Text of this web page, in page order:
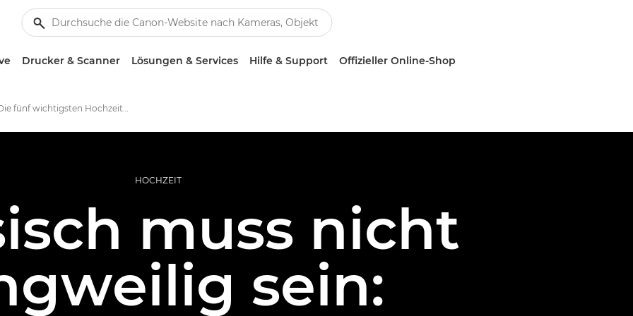
Drucker & Scanner Lösungen & Services Hilfe & Support Offizieller Online-Shop
Die fünf wichtigsten Hochzeitsposen
HOCHZEIT
muss nicht
sein: